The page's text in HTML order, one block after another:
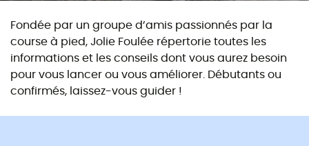
Fondée par un groupe d’amis passionnés par la
course à pied, Jolie Foulée répertorie toutes les
informations et les conseils dont vous aurez besoin
pour vous lancer ou vous améliorer. Débutants ou
confirmés, laissez-vous guider !